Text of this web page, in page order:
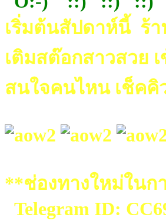
เริ่มต้นสัปดาห์นี้ ร้า
เติมสต๊อกสาวสวย
สนใจคนไหน เช็คคิ
**ช่องทางใหม่ในก
Telegram ID: